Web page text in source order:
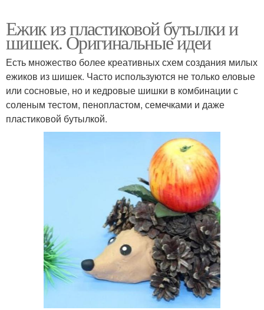
Ежик из пластиковой бутылки и
шишек. Оригинальные идеи
Есть множество более креативных схем создания милых
ежиков из шишек. Часто используются не только еловые
или сосновые, но и кедровые шишки в комбинации с
соленым тестом, пенопластом, семечками и даже
пластиковой бутылкой.